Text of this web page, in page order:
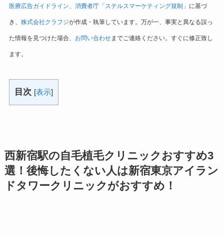
医療広告ガイドライン、 消費者庁「ステルスマーケティング規制」 に基づ
き、 株式会社クラフジが作成・執筆しています。万が一、事実と異なる誤っ
た情報を見つけた場合、 お問い合わせまでご連絡ください。すぐに修正致し
ます。
目次 [表示]
西新宿駅の自毛植毛クリニックおすすめ3
選！後悔したくない人は新宿東京アイラン
ドタワークリニックがおすすめ！